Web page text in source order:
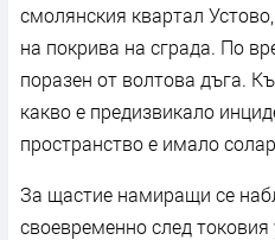
смолянския квартал
на покрива на сграда. По
поразен от волтова дъга.
какво е предизвикало
пространство е имало
За щастие намиращи се
своевременно след токовия